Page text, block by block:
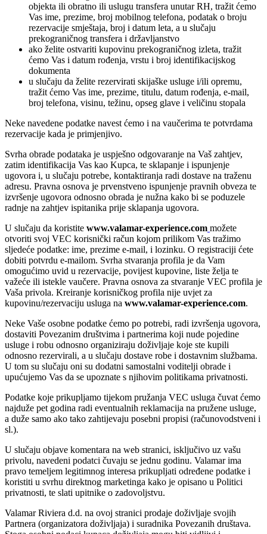
objekta ili obratno ili uslugu transfera unutar RH, tražit ćemo
Vas ime, prezime, broj mobilnog telefona, podatak o broju
rezervacije smještaja, broj i datum leta, a u slučaju
prekograničnog transfera i državljanstvo
ako želite ostvariti kupovinu prekograničnog izleta, tražit
ćemo Vas i datum rođenja, vrstu i broj identifikacijskog
dokumenta
u slučaju da želite rezervirati skijaške usluge i/ili opremu,
tražit ćemo Vas ime, prezime, titulu, datum rođenja, e-mail,
broj telefona, visinu, težinu, opseg glave i veličinu stopala
Neke navedene podatke navest ćemo i na vaučerima te potvrdama
rezervacije kada je primjenjivo.
Svrha obrade podataka je uspješno odgovaranje na Vaš zahtjev,
zatim identifikacija Vas kao Kupca, te sklapanje i ispunjenje
ugovora i, u slučaju potrebe, kontaktiranja radi dostave na traženu
adresu. Pravna osnova je prvenstveno ispunjenje pravnih obveza te
izvršenje ugovora odnosno obrada je nužna kako bi se poduzele
radnje na zahtjev ispitanika prije sklapanja ugovora.
U slučaju da koristite www.valamar-experience.com možete
otvoriti svoj VEC korisnički račun kojom prilikom Vas tražimo
sljedeće podatke: ime, prezime e-mail, i lozinku. O registraciji ćete
dobiti potvrdu e-mailom. Svrha stvaranja profila je da Vam
omogućimo uvid u rezervacije, povijest kupovine, liste želja te
važeće ili istekle vaučere. Pravna osnova za stvaranje VEC profila je
Vaša privola. Kreiranje korisničkog profila nije uvjet za
kupovinu/rezervaciju usluga na www.valamar-experience.com.
Neke Vaše osobne podatke ćemo po potrebi, radi izvršenja ugovora,
dostaviti Povezanim društvima i partnerima koji nude pojedine
usluge i robu odnosno organiziraju doživljaje koje ste kupili
odnosno rezervirali, a u slučaju dostave robe i dostavnim službama.
U tom su slučaju oni su dodatni samostalni voditelji obrade i
upućujemo Vas da se upoznate s njihovim politikama privatnosti.
Podatke koje prikupljamo tijekom pružanja VEC usluga čuvat ćemo
najduže pet godina radi eventualnih reklamacija na pružene usluge,
a duže samo ako tako zahtijevaju posebni propisi (računovodstveni i
sl.).
U slučaju objave komentara na web stranici, isključivo uz vašu
privolu, navedeni podatci čuvaju se jednu godinu. Valamar ima
pravo temeljem legitimnog interesa prikupljati određene podatke i
koristiti u svrhu direktnog marketinga kako je opisano u Politici
privatnosti, te slati upitnike o zadovoljstvu.
Valamar Riviera d.d. na ovoj stranici prodaje doživljaje svojih
Partnera (organizatora doživljaja) i suradnika Povezanih društava.